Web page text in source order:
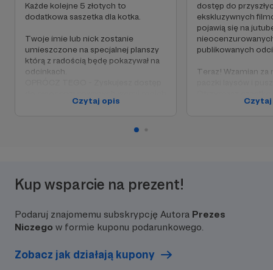
Każde kolejne 5 złotych to
dodatkowa saszetka dla kotka.
Twoje imie lub nick zostanie
umieszczone na specjalnej planszy
którą z radością będę pokazywał na
odcinkach.
Czytaj opis
dostęp do
ekskluzywnych
pojawią się na
publikowanych
Teraz! Wzamian
kształtowania
SZYBCIEJ niż
Kup wsparcie na prezent!
Podaruj znajomemu subskrypcję Autora Prezes
Niczego w formie kuponu podarunkowego.
Zobacz jak działają kupony